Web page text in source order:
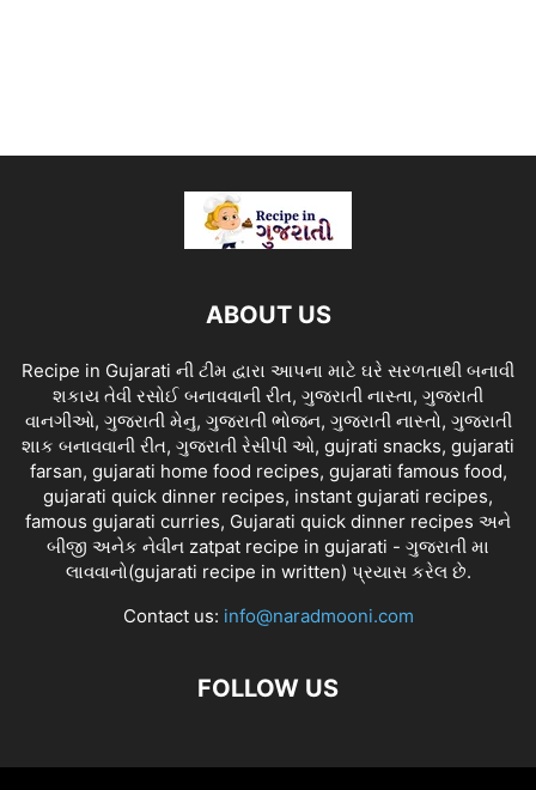
ABOUT US
Recipe in Gujarati ની ટીમ દ્વારા આપના માટે ઘરે સરળતાથી બનાવી
શકાય તેવી રસોઈ બનાવવાની રીત, ગુજરાતી નાસ્તા, ગુજરાતી
વાનગીઓ, ગુજરાતી મેનુ, ગુજરાતી ભોજન, ગુજરાતી નાસ્તો, ગુજરાતી
શાક બનાવવાની રીત, ગુજરાતી રેસીપી ઓ, gujrati snacks, gujarati
farsan, gujarati home food recipes, gujarati famous food,
gujarati quick dinner recipes, instant gujarati recipes,
famous gujarati curries, Gujarati quick dinner recipes અને
બીજી અનેક નેવીન zatpat recipe in gujarati - ગુજરાતી મા
લાવવાનો(gujarati recipe in written) પ્રયાસ કરેલ છે.
Contact us: info@naradmooni.com
FOLLOW US